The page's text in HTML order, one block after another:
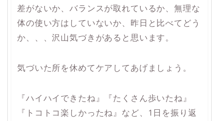
差がないか、バランスが取れているか、無理な
体の使い方はしていないか、昨日と比べてどう
か、、、沢山気づきがあると思います。
気づいた所を休めてケアしてあげましょう。
『ハイハイできたね』『たくさん歩いたね』
『トコトコ楽しかったね』など、1日を振り返